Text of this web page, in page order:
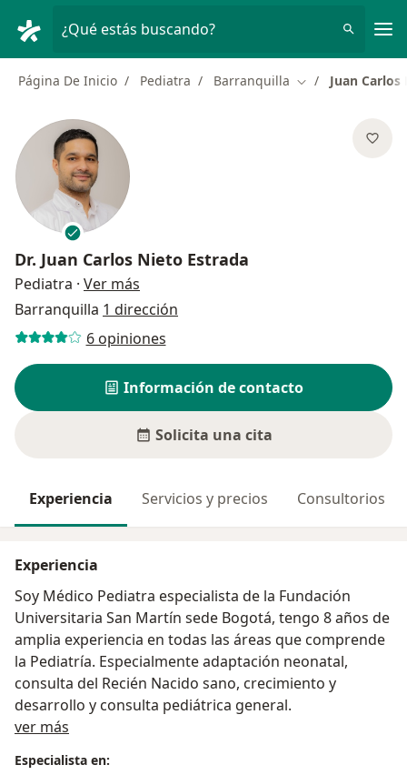
¿Qué estás buscando?
Página De Inicio Pediatra Barranquilla Cambiar de
Juan
Dr. Juan Carlos Nieto Estrada
Pediatra · Ver más
Barranquilla 1 dirección
6 opiniones
Información de contacto
Solicita una cita
Experiencia Servicios y precios Consultorios
Experiencia
Soy Médico Pediatra especialista de la Fundación
Universitaria San Martín sede Bogotá, tengo 8 años de
amplia experiencia en todas las áreas que comprende
la Pediatría. Especialmente adaptación neonatal,
consulta del Recién Nacido sano, crecimiento y
desarrollo y consulta pediátrica general.
ver más
Especialista en: